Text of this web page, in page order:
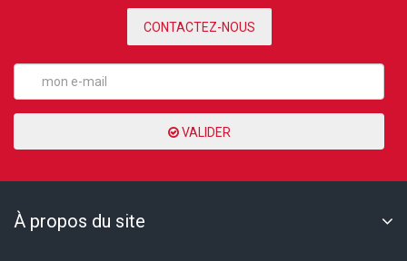
CONTACTEZ-NOUS
VALIDER
À propos du site